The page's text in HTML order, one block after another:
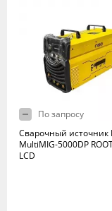
По запросу
Сварочный источник
MultiMIG-5000DP
LCD